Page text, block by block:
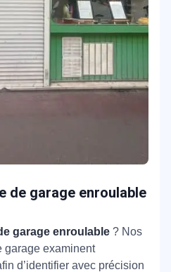
de garage enroulable
garage enroulable ? Nos
garage examinent
d’identifier avec précision